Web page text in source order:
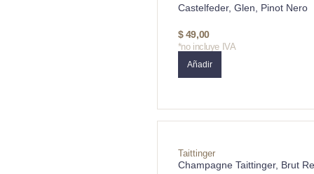
Castelfeder, Glen, Pinot Nero
$49,00
*no incluye IVA
Añadir
Taittinger
Champagne Taittinger, Brut